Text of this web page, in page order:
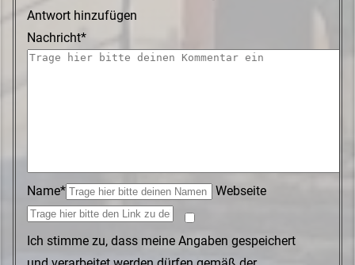
Antwort hinzufügen
Nachricht*
Name* Webseite
Ich stimme zu, dass meine Angaben gespeichert